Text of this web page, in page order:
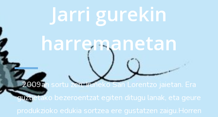
Jarri gurekin
harremanetan
2009an sortu zen, Iruñeko San Lorentzo jaietan. Era
guztietako bezeroentzat egiten ditugu lanak, eta geure
produkzioko edukia sortzea ere gustatzen zaigu.Horren